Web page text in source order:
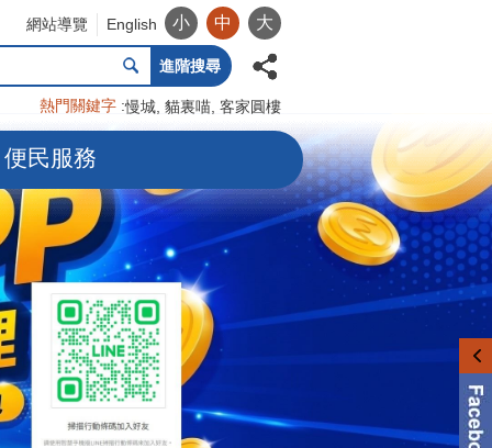
網站導覽 English 小 中 大
進階搜尋
熱門關鍵字 慢城 貓裏喵 客家圓樓
便民服務